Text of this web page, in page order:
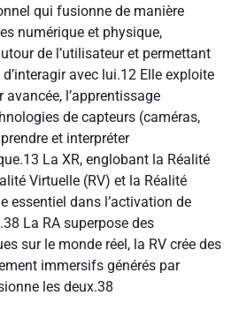
qui fusionne de manière
numérique et physique,
de l’utilisateur et permettant
avec lui.12 Elle exploite
l’apprentissage
de capteurs (caméras,
et interpréter
13 La XR, englobant la Réalité
Virtuelle (RV) et la Réalité
essentiel dans l’activation de
38 La RA superpose des
sur le monde réel, la RV crée des
immersifs générés par
les deux.38